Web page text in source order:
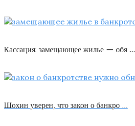
Кассация: замещающее жилье — обя …
Шохин уверен, что закон о банкро …